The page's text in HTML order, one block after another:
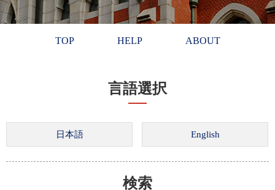
TOP HELP ABOUT
言語選択
検索